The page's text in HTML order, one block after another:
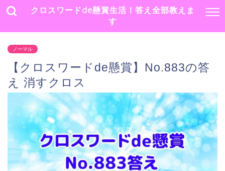
クロスワードde懸賞生活！答え全部教えま
す
ノーマル
【クロスワードde懸賞】No.883の答
え 消すクロス